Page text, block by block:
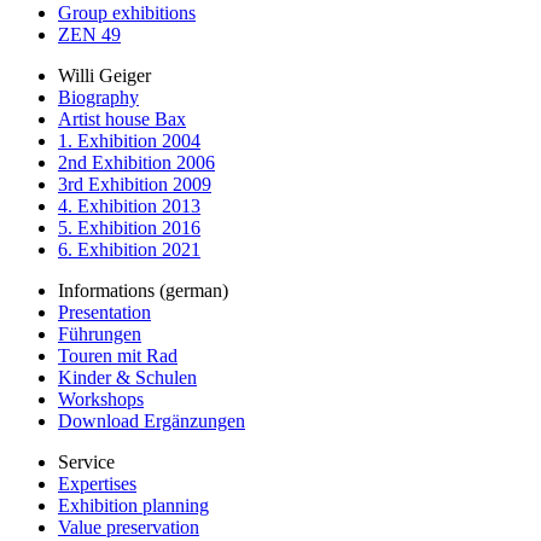
Group exhibitions
ZEN 49
Willi Geiger
Biography
Artist house Bax
1. Exhibition 2004
2nd Exhibition 2006
3rd Exhibition 2009
4. Exhibition 2013
5. Exhibition 2016
6. Exhibition 2021
Informations (german)
Presentation
Führungen
Touren mit Rad
Kinder & Schulen
Workshops
Download Ergänzungen
Service
Expertises
Exhibition planning
Value preservation